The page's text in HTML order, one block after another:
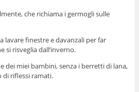
che richiama i germogli sulle
lavare finestre e davanzali per far
si risveglia dall’inverno.
dei miei bambini, senza i berretti di lana,
di riflessi ramati.